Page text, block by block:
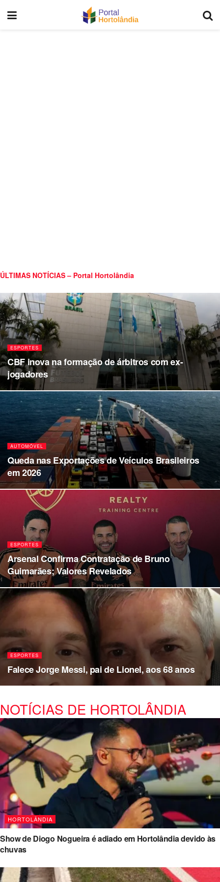
ÚLTIMAS NOTÍCIAS – Portal Hortolândia
ESPORTES
CBF inova na formação de árbitros com ex-
jogadores
AUTOMÓVEL
Queda nas Exportações de Veículos Brasileiros
em 2026
ESPORTES
Arsenal Confirma Contratação de Bruno
Guimarães; Valores Revelados
ESPORTES
Falece Jorge Messi, pai de Lionel, aos 68 anos
NOTÍCIAS DE HORTOLÂNDIA
HORTOLÂNDIA
Show de Diogo Nogueira é adiado em Hortolândia devido às
chuvas